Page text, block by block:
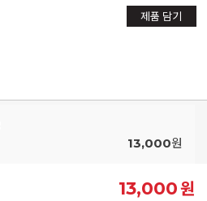
제품 담기
13,000원
13,000원